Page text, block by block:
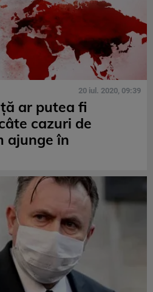
20 iul. 2020, 09:39
ar putea fi
cazuri de
ajunge în